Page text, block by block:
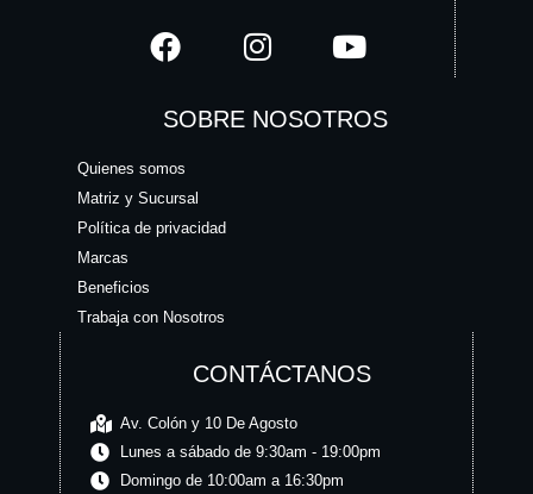
SOBRE NOSOTROS
Quienes somos
Matriz y Sucursal
Política de privacidad
Marcas
Beneficios
Trabaja con Nosotros
CONTÁCTANOS
Av. Colón y 10 De Agosto
Lunes a sábado de 9:30am - 19:00pm
Domingo de 10:00am a 16:30pm